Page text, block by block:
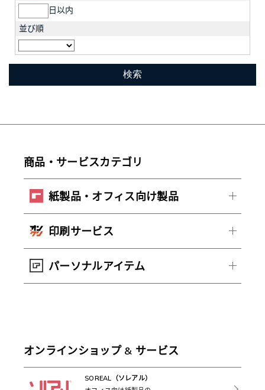
日以内
並び順
商品・サービスカテゴリ
紙製品・オフィス向け製品
印刷サービス
パーソナルアイテム
オンラインショップ & サービス
SOREAL（ソレアル）